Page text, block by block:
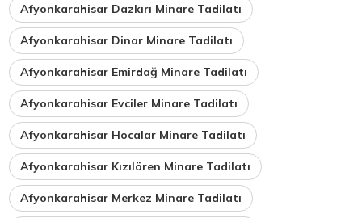
Afyonkarahisar Dazkırı Minare Tadilatı
Afyonkarahisar Dinar Minare Tadilatı
Afyonkarahisar Emirdağ Minare Tadilatı
Afyonkarahisar Evciler Minare Tadilatı
Afyonkarahisar Hocalar Minare Tadilatı
Afyonkarahisar Kızılören Minare Tadilatı
Afyonkarahisar Merkez Minare Tadilatı